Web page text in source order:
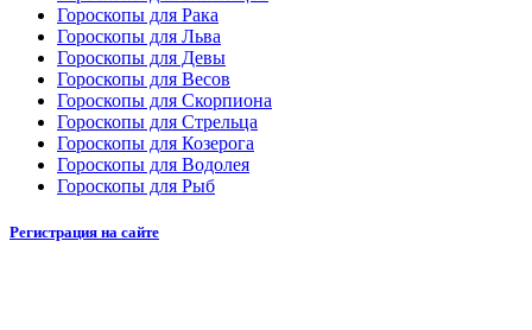
Гороскопы для Рака
Гороскопы для Льва
Гороскопы для Девы
Гороскопы для Весов
Гороскопы для Скорпиона
Гороскопы для Стрельца
Гороскопы для Козерога
Гороскопы для Водолея
Гороскопы для Рыб
Регистрация на сайте